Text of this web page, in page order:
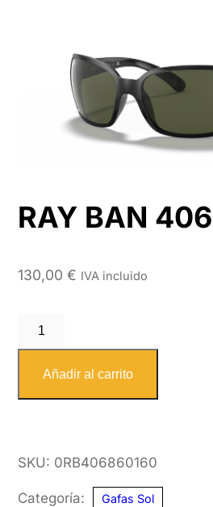
RAY BAN
130,00€ IVA incluido
RAY
BAN
4068Añadir al carrito
SKU: 0RB406860160
Categoría: Gafas Sol